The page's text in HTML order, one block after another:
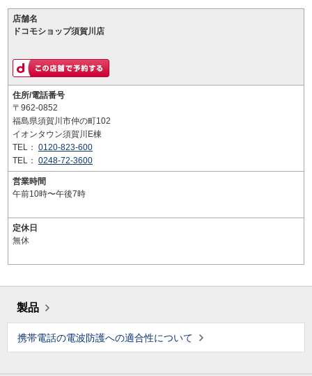
店舗名
ドコモショップ須賀川店
住所/電話番号
〒962-0852
福島県須賀川市仲の町102
イオンタウン須賀川E棟
TEL： 0120-823-600
TEL： 0248-72-3600
営業時間
午前10時〜午後7時
定休日
無休
製品
携帯電話の電波防護への適合性について